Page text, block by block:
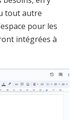
tout autre
pour les
intégrées à